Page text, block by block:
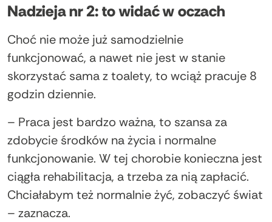
Nadzieja nr 2: to widać w oczach
Choć nie może już samodzielnie
funkcjonować, a nawet nie jest w stanie
skorzystać sama z toalety, to wciąż pracuje 8
godzin dziennie.
– Praca jest bardzo ważna, to szansa za
zdobycie środków na życia i normalne
funkcjonowanie. W tej chorobie konieczna jest
ciągła rehabilitacja, a trzeba za nią zapłacić.
Chciałabym też normalnie żyć, zobaczyć świat
– zaznacza.